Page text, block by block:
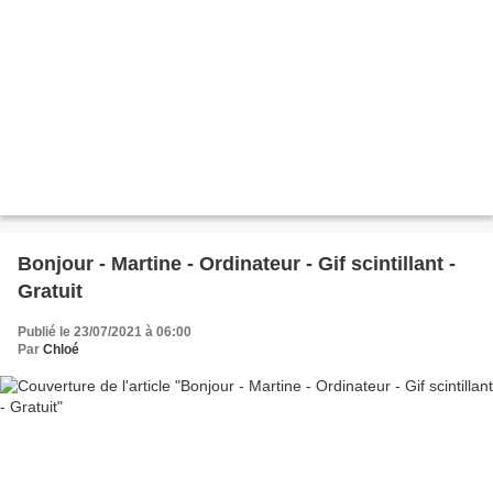
Bonjour - Martine - Ordinateur - Gif scintillant -
Gratuit
Publié le 23/07/2021 à 06:00
Par Chloé